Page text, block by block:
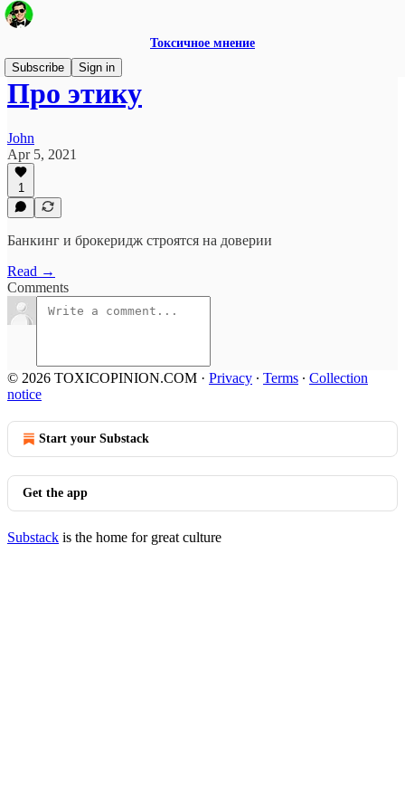
Токсичное мнение
Subscribe
Sign in
Про этику
John
Apr 5, 2021
1
Банкинг и брокеридж строятся на доверии
Read →
Comments
© 2026 TOXICOPINION.COM · Privacy ∙ Terms ∙ Collection
notice
Start your Substack
Get the app
Substack is the home for great culture